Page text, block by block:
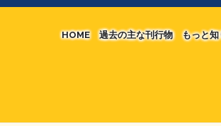
HOME 過去の主な刊行物 もっと